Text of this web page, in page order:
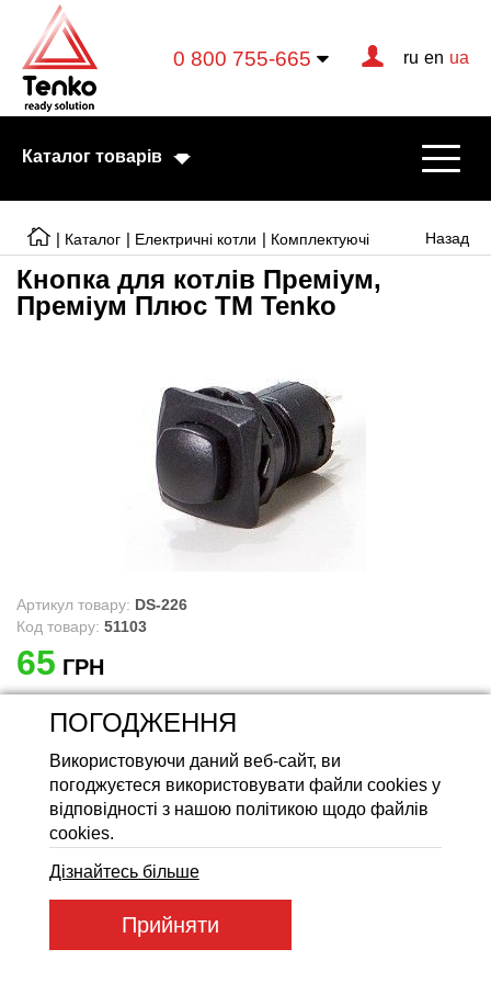
0 800 755-665 ru en ua
Каталог товарів
Електричні котли
Конвектори
Тепловентилятори
Готові рішення
Акумуляторні батареї
Назад
| Каталог | Електричні котли | Комплектуючі
Кнопка для котлів Преміум,
Преміум Плюс ТМ Tenko
Артикул товару: DS-226
Код товару: 51103
65 ГРН
Купити
ПОГОДЖЕННЯ
Використовуючи даний веб-сайт, ви
погоджуєтеся використовувати файли cookies у
відповідності з нашою політикою щодо файлів
cookies.
Дізнайтесь більше
Прийняти